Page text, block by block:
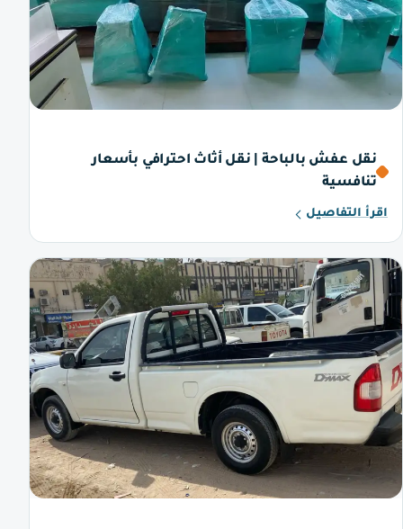
نقل عفش بالباحة | نقل أثاث احترافي بأسعار
تنافسية
اقرأ التفاصيل